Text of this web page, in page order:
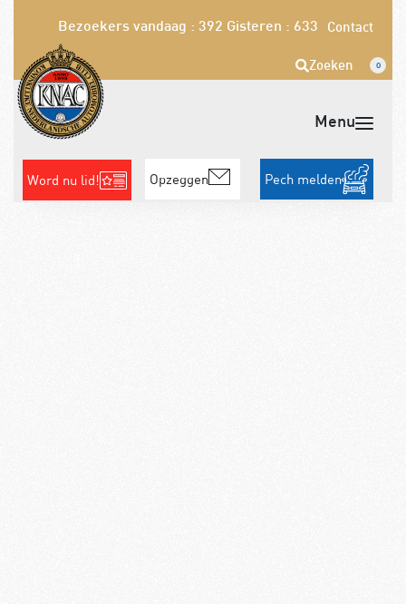
Bezoekers vandaag : 392 Gisteren : 633 Contact
Zoeken 0
Word nu lid! Opzeggen Pech melden